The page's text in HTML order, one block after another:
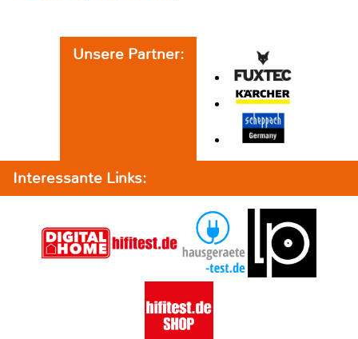
Unsere Partner:
Interessante Links: